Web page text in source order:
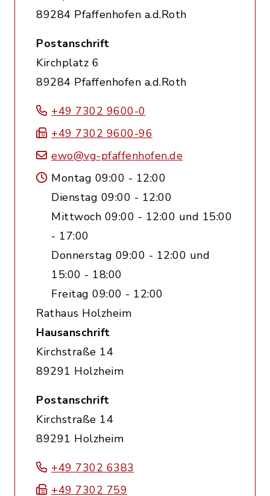
89284 Pfaffenhofen a.d.Roth
Postanschrift
Kirchplatz 6
89284 Pfaffenhofen a.d.Roth
+49 7302 9600-0
+49 7302 9600-96
ewo@vg-pfaffenhofen.de
Montag 09:00 - 12:00
Dienstag 09:00 - 12:00
Mittwoch 09:00 - 12:00 und 15:00
- 17:00
Donnerstag 09:00 - 12:00 und
15:00 - 18:00
Freitag 09:00 - 12:00
Rathaus Holzheim
Hausanschrift
Kirchstraße 14
89291 Holzheim
Postanschrift
Kirchstraße 14
89291 Holzheim
+49 7302 6383
+49 7302 759